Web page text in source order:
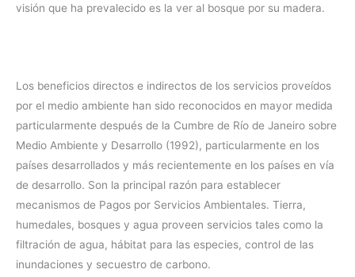
visión que ha prevalecido es la ver al bosque por su madera.
Los beneficios directos e indirectos de los servicios proveídos
por el medio ambiente han sido reconocidos en mayor medida
particularmente después de la Cumbre de Río de Janeiro sobre
Medio Ambiente y Desarrollo (1992), particularmente en los
países desarrollados y más recientemente en los países en vía
de desarrollo. Son la principal razón para establecer
mecanismos de Pagos por Servicios Ambientales. Tierra,
humedales, bosques y agua proveen servicios tales como la
filtración de agua, hábitat para las especies, control de las
inundaciones y secuestro de carbono.